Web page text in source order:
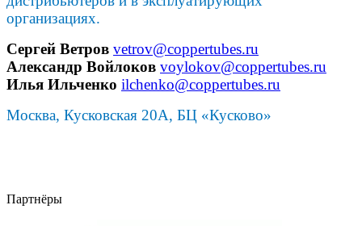
организациях.
Сергей Ветров vetrov@coppertubes.ru
Александр Войлоков voylokov@coppertubes.ru
Илья Ильченко ilchenko@coppertubes.ru
Москва, Кусковская 20А, БЦ «Кусково»
Партнёры